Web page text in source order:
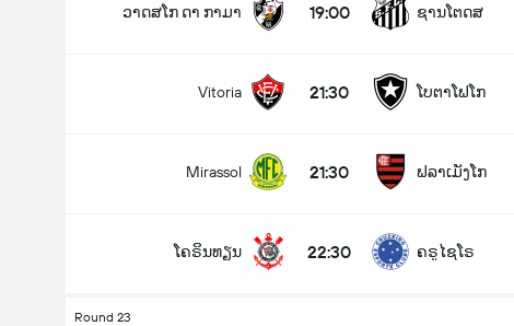
ວາດສໂກ ດາ ກາມາ 19:00 ຊານໂຕດສ
Vitoria 21:30 ໂບຕາໂຟໂກ
Mirassol 21:30 ຟລາເມັງໂກ
ໂຄຣິນທຽນ 22:30 ຄຣູໄຊໂຣ
Round 23